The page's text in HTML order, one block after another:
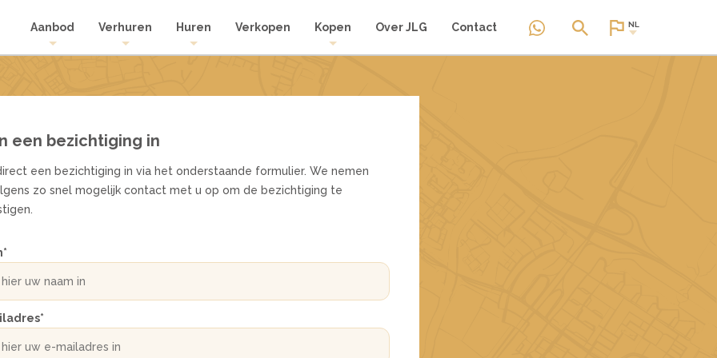
NL
Aanbod Verhuren Huren Verkopen Kopen Over JLG Contact
een bezichtiging in
een bezichtiging in via het onderstaande formulier. We nemen
zo snel mogelijk contact met u op om de bezichtiging te
*
*